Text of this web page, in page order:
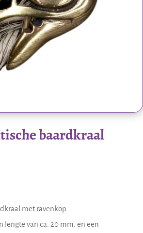
baardkraal
met ravenkop.
lengte van ca. 20 mm. en een